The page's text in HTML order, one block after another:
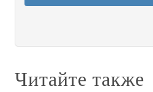
Читайте также